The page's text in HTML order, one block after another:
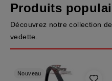
Produits
Découvrez notre collection
vedette.
Nouveau